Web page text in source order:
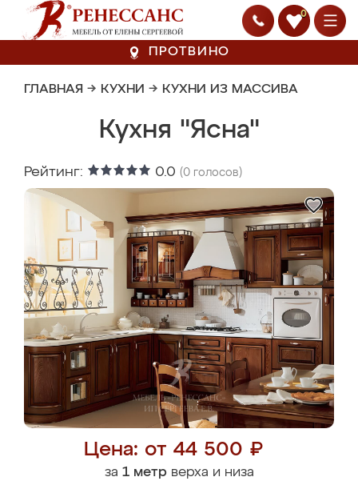
0
ПРОТВИНО
ГЛАВНАЯ → КУХНИ → КУХНИ ИЗ МАССИВА
Кухня "Ясна"
Рейтинг: 0.0 (0 голосов)
Цена: от 44 500 ₽
за 1 метрверха и низа